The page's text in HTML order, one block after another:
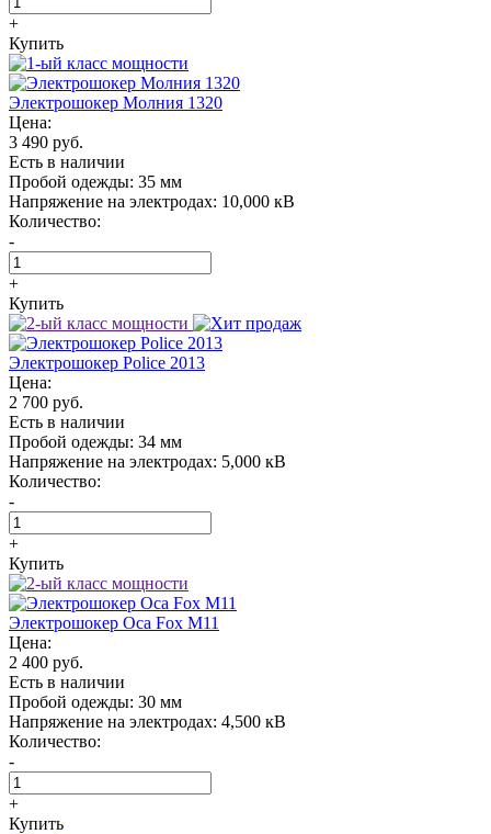
+
Купить
Электрошокер Молния 1320
Цена:
3 490 руб.
Есть в наличии
Пробой одежды: 35 мм
Напряжение на электродах: 10,000 кВ
Количество:
-
+
Купить
Электрошокер Police 2013
Цена:
2 700 руб.
Есть в наличии
Пробой одежды: 34 мм
Напряжение на электродах: 5,000 кВ
Количество:
-
+
Купить
Электрошокер Oса Fox M11
Цена:
2 400 руб.
Есть в наличии
Пробой одежды: 30 мм
Напряжение на электродах: 4,500 кВ
Количество:
-
+
Купить